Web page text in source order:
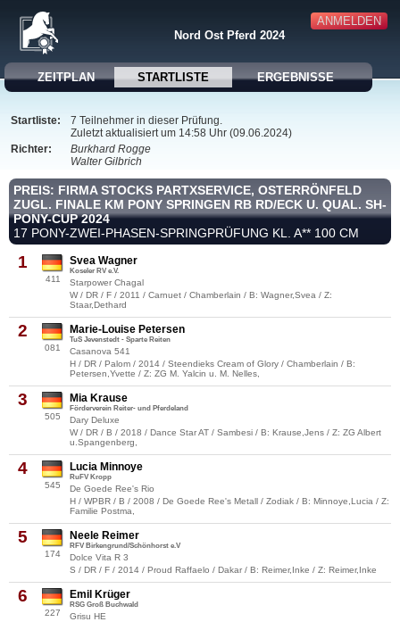
ANMELDEN
Nord Ost Pferd 2024
ZEITPLAN STARTLISTE ERGEBNISSE
Startliste:
7 Teilnehmer in dieser Prüfung.
Zuletzt aktualisiert um 14:58 Uhr (09.06.2024)
Richter:
Burkhard Rogge
Walter Gilbrich
PREIS: FIRMA STOCKS PARTXSERVICE, OSTERRÖNFELD
ZUGL. FINALE KM PONY SPRINGEN RB RD/ECK U. QUAL. SH-
PONY-CUP 2024
17 PONY-ZWEI-PHASEN-SPRINGPRÜFUNG KL. A** 100 CM
1
411
Svea Wagner
Koseler RV e.V.
Starpower Chagal
W / DR / F / 2011 / Carnuet / Chamberlain / B: Wagner,Svea / Z:
Staar,Dethard
2
081
Marie-Louise Petersen
TuS Jevenstedt - Sparte Reiten
Casanova 541
H / DR / Palom / 2014 / Steendieks Cream of Glory / Chamberlain / B:
Petersen,Yvette / Z: ZG M. Yalcin u. M. Nelles,
3
505
Mia Krause
Förderverein Reiter- und Pferdeland
Dary Deluxe
W / DR / B / 2018 / Dance Star AT / Sambesi / B: Krause,Jens / Z: ZG Albert
u.Spangenberg,
4
545
Lucia Minnoye
RuFV Kropp
De Goede Ree's Rio
H / WPBR / B / 2008 / De Goede Ree's Metall / Zodiak / B: Minnoye,Lucia / Z:
Familie Postma,
5
174
Neele Reimer
RFV Birkengrund/Schönhorst e.V
Dolce Vita R 3
S / DR / F / 2014 / Proud Raffaelo / Dakar / B: Reimer,Inke / Z: Reimer,Inke
6
227
Emil Krüger
RSG Groß Buchwald
Grisu HE